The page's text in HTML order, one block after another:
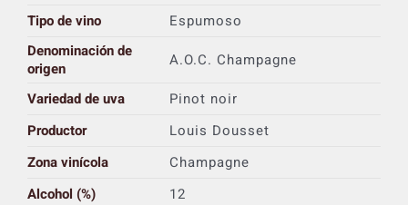
Tipo de vino
Espumoso
Denominación de
origen
A.O.C. Champagne
Variedad de uva
Pinot noir
Productor
Louis Dousset
Zona vinícola
Champagne
Alcohol (%)
12